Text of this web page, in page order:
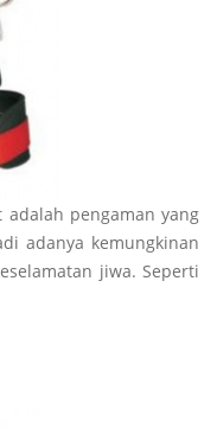
pengaman yang
adanya kemungkinan
jiwa. Seperti